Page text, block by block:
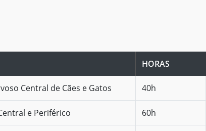
HORAS
Central de Cães e Gatos 40h
e Periférico 60h